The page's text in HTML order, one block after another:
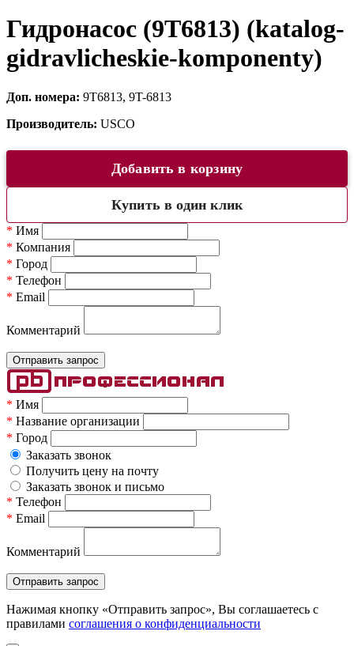
Гидронасос (9T6813) (katalog-
gidravlicheskie-komponenty)
Доп. номера: 9T6813, 9T-6813
Производитель: USCO
Добавить в корзину
Купить в один клик
* Имя
* Компания
* Город
* Телефон
* Email
Комментарий
* Имя
* Название организации
* Город
Заказать звонок
Получить цену на почту
Заказать звонок и письмо
* Телефон
* Email
Комментарий
Нажимая кнопку «Отправить запрос», Вы соглашаетесь c
правилами соглашения о конфиденциальности